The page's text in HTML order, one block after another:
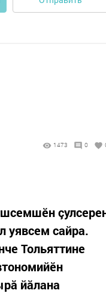
1473 0
уявсем сайра.
Тольяттине
йăлана